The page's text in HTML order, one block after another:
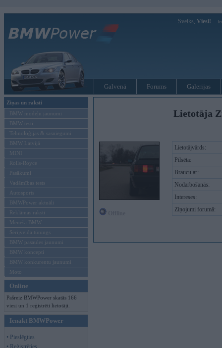
Sveiks, Viesi!
Galvenā Forums Galerijas
Ziņas un raksti
BMW modeļu jaunumi
BMW testi
Tehnoloģijas & sasniegumi
BMW Latvijā
MINI
Rolls-Royce
Pasākumi
Vadāmības tests
Autosports
BMWPower aktuāli
Reklāmas raksti
Mēneša BMW
Sērijveida tūnings
BMW pasaules jaunumi
BMW koncepti
BMW konkurentu jaunumi
Moto
Online
Pašreiz BMWPower skatās 166
viesi un 1 reģistrēti lietotāji.
Ienākt BMWPower
• Pieslēgties
• Reģistrēties
Lietotāja
Lietotājvārds:
Pilsēta:
Braucu ar:
Nodarbošanās:
Intereses:
Ziņojumi forumā: